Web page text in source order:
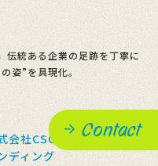
Contact
伝統ある企業の足跡を丁寧に
姿”を具現化。
会社CSCサービス リブ
ディング